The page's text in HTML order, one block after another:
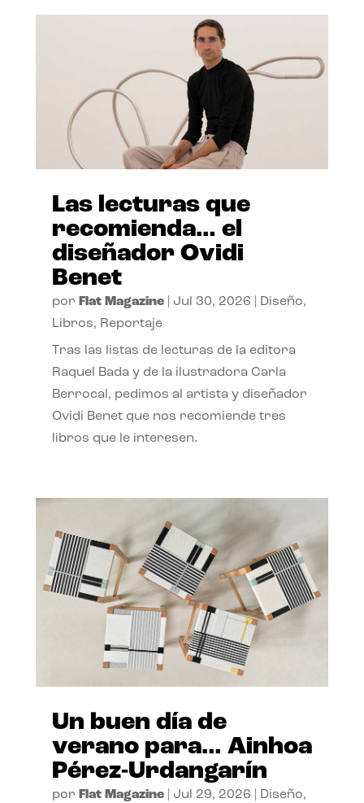
Las lecturas que
recomienda… el
diseñador Ovidi
Benet
por Flat Magazine| Jul 30, 2026 Diseño,
Libros, Reportaje
Tras las listas de lecturas de la editora
Raquel Bada y de la ilustradora Carla
Berrocal, pedimos al artista y diseñador
Ovidi Benet que nos recomiende tres
libros que le interesen.
Un buen día de
verano para… Ainhoa
Pérez-Urdangarín
por Flat Magazine| Jul 29, 2026 Diseño,